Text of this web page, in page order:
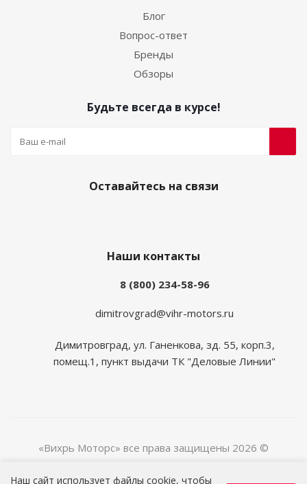
Блог
Вопрос-ответ
Бренды
Обзоры
Будьте всегда в курсе!
Оставайтесь на связи
Наши контакты
8 (800) 234-58-96
dimitrovgrad@vihr-motors.ru
Димитровград, ул. Ганенкова, зд. 55, корп.3,
помещ.1, пункт выдачи ТК "Деловые Линии"
«Вихрь Моторс» все права защищены 2026 ©
Наш сайт использует файлы cookie, чтобы